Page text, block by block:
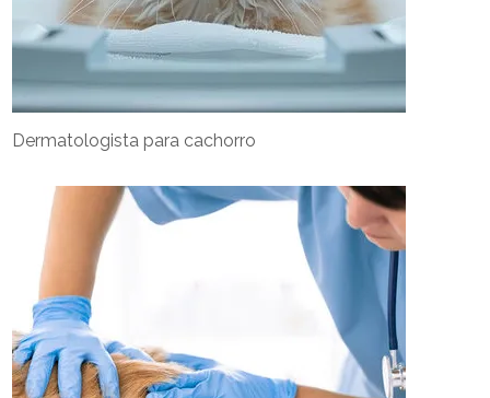
Dermatologista para cachorro